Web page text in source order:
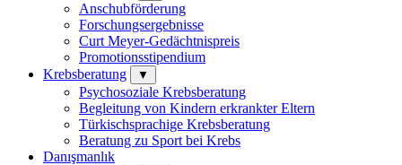
Anschubförderung
Forschungsergebnisse
Curt Meyer-Gedächtnispreis
Promotionsstipendium
Krebsberatung
▼
Psychosoziale Krebsberatung
Begleitung von Kindern erkrankter Eltern
Türkischsprachige Krebsberatung
Beratung zu Sport bei Krebs
Danışmanlık